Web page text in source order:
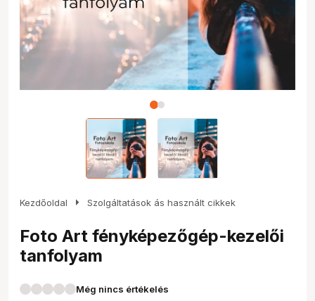
Kezdőoldal arrow_right Szolgáltatások ás használt cikkek
Foto Art fényképezőgép-kezelői
tanfolyam
Még nincs értékelés